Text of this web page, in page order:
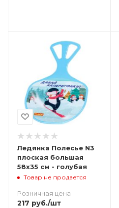
Ледянка Полесье N3
плоская большая
58х35 см - голубая
Товар не продается
Розничная цена
217 руб./шт